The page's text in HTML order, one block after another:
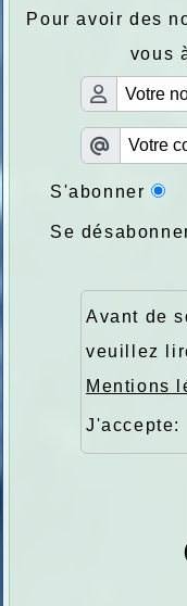
Pour avoir des
vous
S'abonner
Se
Avant de
veuillez
Mentions